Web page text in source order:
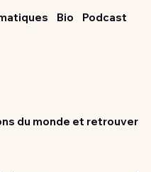
Podcast
Bio
du monde et retrouver